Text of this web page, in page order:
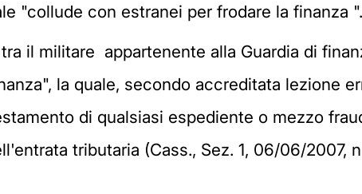
"collude con estranei per frodare la finanza ".
il militare appartenente alla Guardia di
la quale, secondo accreditata lezione
di qualsiasi espediente o mezzo
tributaria (Cass., Sez. 1, 06/06/2007,